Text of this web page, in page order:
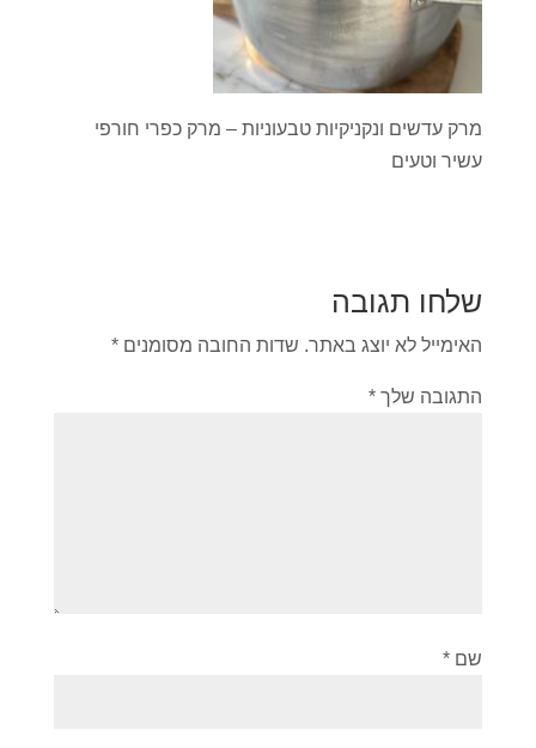
מרק עדשים ונקניקיות טבעוניות – מרק כפרי חורפי
עשיר וטעים
שלחו תגובה
האימייל לא יוצג באתר. שדות החובה מסומנים *
התגובה שלך *
שם *